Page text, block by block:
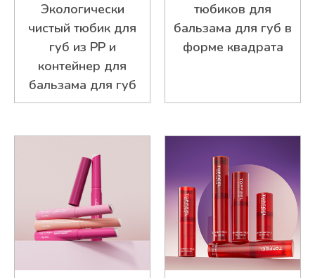
Экологически
чистый тюбик для
губ из PP и
контейнер для
бальзама для губ
тюбиков для
бальзама для губ в
форме квадрата